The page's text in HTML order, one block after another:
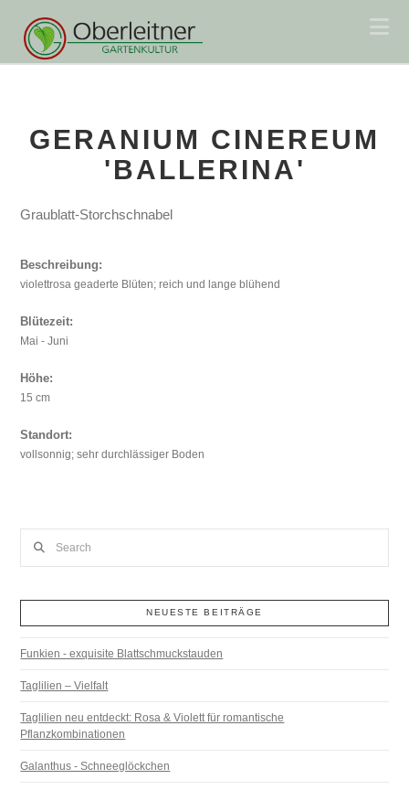
GERANIUM CINEREUM
'BALLERINA'
Graublatt-Storchschnabel
Beschreibung:
violettrosa geaderte Blüten; reich und lange blühend
Blütezeit:
Mai - Juni
Höhe:
15 cm
Standort:
vollsonnig; sehr durchlässiger Boden
NEUESTE BEITRÄGE
Funkien - exquisite Blattschmuckstauden
Taglilien – Vielfalt
Taglilien neu entdeckt: Rosa & Violett für romantische
Pflanzkombinationen
Galanthus - Schneeglöckchen